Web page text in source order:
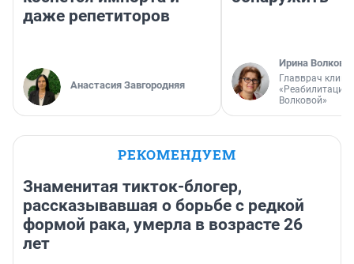
даже репетиторов
Анастасия Завгородняя
Ирина Волкова
Главврач
«Реабилитация
Волковой»
РЕКОМЕНДУЕМ
Знаменитая тикток-блогер,
рассказывавшая о борьбе с редкой
формой рака, умерла в возрасте 26
лет